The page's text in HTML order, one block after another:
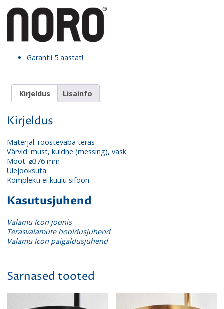
Garantii 5 aastat!
Kirjeldus Lisainfo
Kirjeldus
Materjal: roostevaba teras
Värvid: must, kuldne (messing), vask
Mõõt: ⌀376 mm
Ülejooksuta
Komplekti ei kuulu sifoon
Kasutusjuhend
Valamu Icon joonis
Terasvalamute hooldusjuhend
Valamu Icon paigaldusjuhend
Sarnased tooted